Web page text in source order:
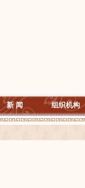
新 闻 组织机构